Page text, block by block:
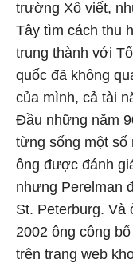
trường Xô viết,
Tây tìm cách thu
trung thành với
quốc đã không
của mình, cả tài
Đầu những năm
từng sống một số
ông được đánh
nhưng Perelman
St. Peterburg. Và
2002 ông công
trên trang web